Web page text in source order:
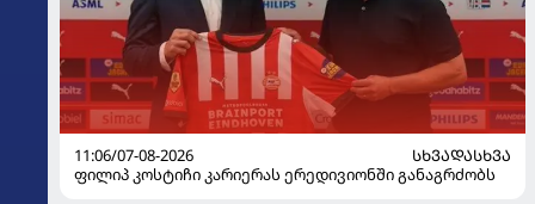
11:06/07-08-2026
ᲡᲮᲕᲐᲓᲐᲡᲮᲕᲐ
ფილიპ კოსტიჩი კარიერას ერედივიონში განაგრძობს